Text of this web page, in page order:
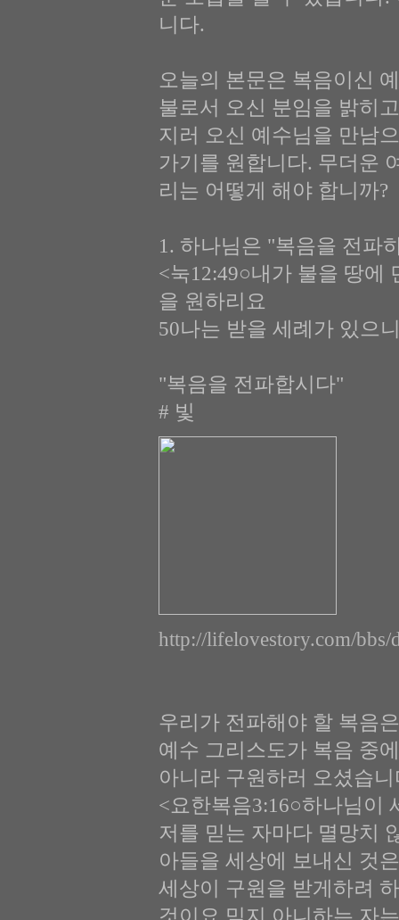
니다.
오늘의 본문은 복음이신
불로서 오신 분임을 밝히
지러 오신 예수님을 만남
가기를 원합니다. 무더운
리는 어떻게 해야 합니까?
1. 하나님은 "복음을 전파
<눅12:49○내가 불을 땅에
을 원하리요
50나는 받을 세례가 있으
"복음을 전파합시다"
# 빛
http://lifelovestory.com/
우리가 전파해야 할 복음
예수 그리스도가 복음 중
아니라 구원하러 오셨습니
<요한복음3:16○하나님이
저를 믿는 자마다 멸망치
아들을 세상에 보내신 것
세상이 구원을 받게하려